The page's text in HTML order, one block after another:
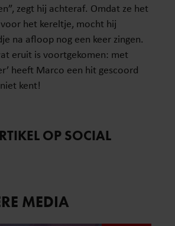
zegt hij achteraf. Omdat ze het
het kereltje, mocht hij
na afloop nog een keer zingen.
eruit is voortgekomen: met
heeft Marco een hit gescoord
kent!
OP SOCIAL
MEDIA